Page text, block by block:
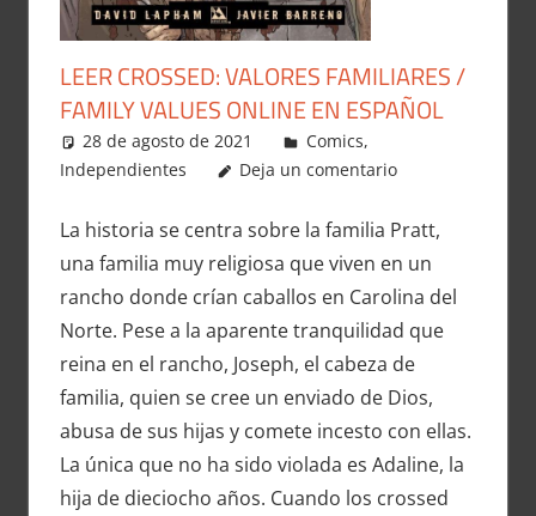
LEER CROSSED: VALORES FAMILIARES /
FAMILY VALUES ONLINE EN ESPAÑOL
28 de agosto de 2021 Carlitox Banana
Comics,
Independientes
Deja un comentario
La historia se centra sobre la familia Pratt,
una familia muy religiosa que viven en un
rancho donde crían caballos en Carolina del
Norte. Pese a la aparente tranquilidad que
reina en el rancho, Joseph, el cabeza de
familia, quien se cree un enviado de Dios,
abusa de sus hijas y comete incesto con ellas.
La única que no ha sido violada es Adaline, la
hija de dieciocho años. Cuando los crossed